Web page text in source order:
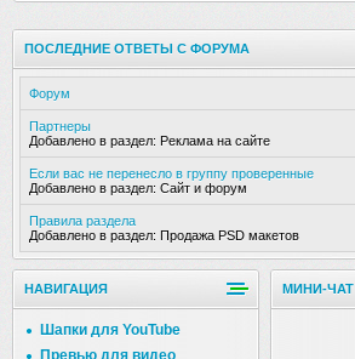
ПОСЛЕДНИЕ ОТВЕТЫ С ФОРУМА
Форум
Партнеры
Добавлено в раздел: Реклама на сайте
Если вас не перенесло в группу проверенные
Добавлено в раздел: Сайт и форум
Правила раздела
Добавлено в раздел: Продажа PSD макетов
НАВИГАЦИЯ
Шапки для YouTube
Превью для видео
МИНИ-ЧАТ